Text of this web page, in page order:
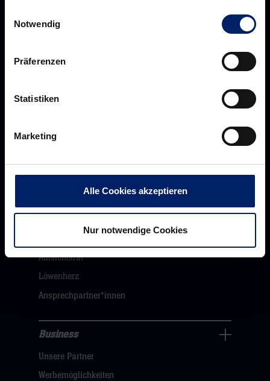
Notwendig
Präferenzen
Statistiken
Marketing
Alle Cookies akzeptieren
Nur notwendige Cookies
dann
hier
Über uns
Aufsichtsrat
Löwenherz
Ansprechpartner*innen
Navigation
öffnen,
Business
Unsere Partner
Werbemöglichkeiten